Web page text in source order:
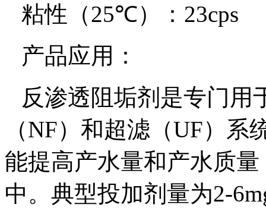
粘性（25℃）： 23cps
产品应用：
反渗透阻垢剂是专门用
（NF）和超滤（UF）系
能提高产水量和产水质
中。典型投加剂量为2-